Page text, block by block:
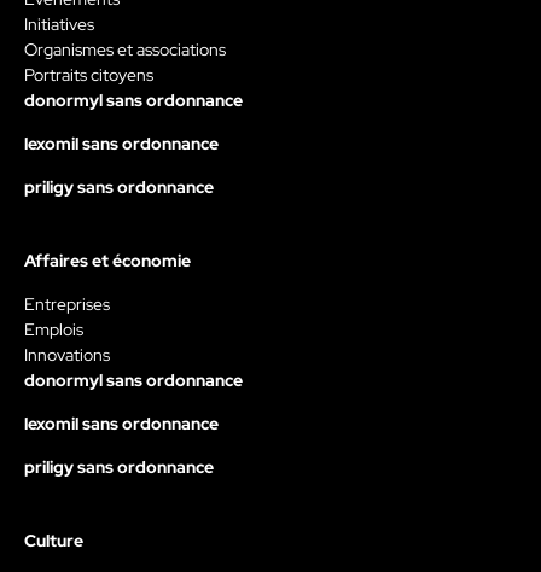
Initiatives
Organismes et associations
Portraits citoyens
donormyl sans ordonnance
lexomil sans ordonnance
priligy sans ordonnance
Affaires et économie
Entreprises
Emplois
Innovations
donormyl sans ordonnance
lexomil sans ordonnance
priligy sans ordonnance
Culture